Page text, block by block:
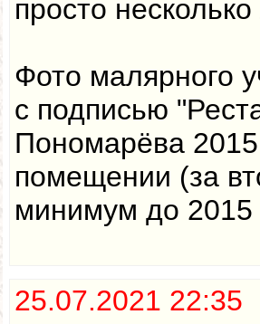
просто
Фото малярного
с подписью
Пономарёва
помещении (за
минимум до 2015
25.07.2021